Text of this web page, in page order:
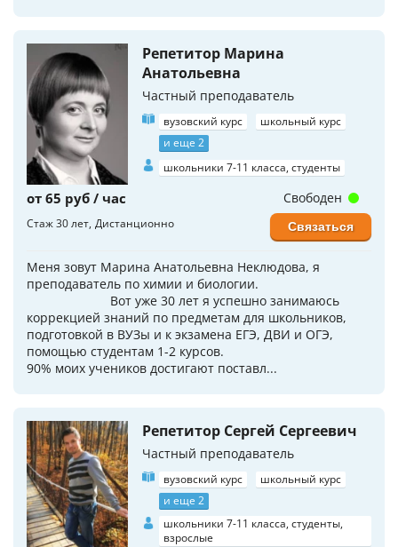
Репетитор Марина
Анатольевна
Частный преподаватель
вузовский курс
школьный курс
и еще 2
школьники 7-11 класса, студенты
от 65 руб / час
Стаж 30 лет Дистанционно
Меня зовут Марина Анатольевна Неклюдова, я
преподаватель по химии и биологии.
⠀⠀⠀⠀⠀⠀⠀⠀⠀ Вот уже 30 лет я успешно занимаюсь
коррекцией знаний по предметам для школьников,
подготовкой в ВУЗы и к экзамена ЕГЭ, ДВИ и ОГЭ,
помощью студентам 1-2 курсов. ⠀⠀⠀⠀⠀⠀⠀⠀⠀
90% моих учеников достигают поставл...
Свободен
Связаться
Репетитор Сергей Сергеевич
Частный преподаватель
вузовский курс
школьный курс
и еще 2
школьники 7-11 класса, студенты,
взрослые